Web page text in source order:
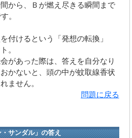
から、Ｂが燃え尽きる瞬間まで
。
付けるという「発想の転換」
。
があった際は、答えを自分なり
かないと、頭の中が蚊取線香状
ません。
問題に戻る
サンダル」の答え